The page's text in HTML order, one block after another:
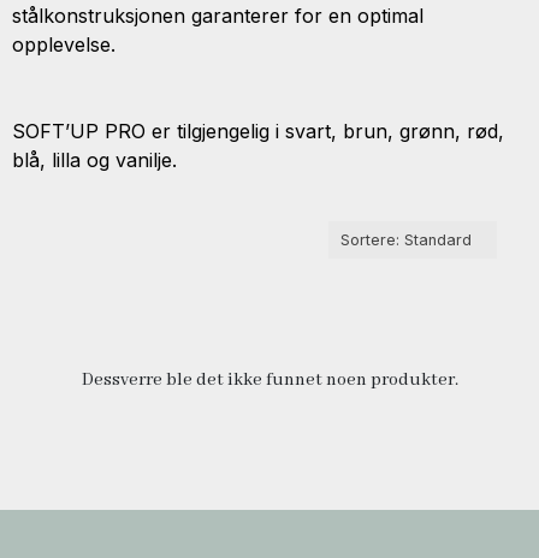
stålkonstruksjonen garanterer for en optimal
opplevelse.
SOFT’UP PRO er tilgjengelig i svart, brun, grønn, rød,
blå, lilla og vanilje.
Dessverre ble det ikke funnet noen produkter.